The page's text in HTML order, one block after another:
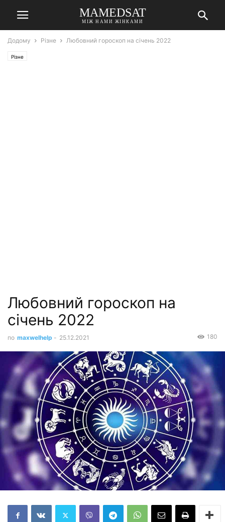
MAMEDSAT
МІЖ НАМИ ЖІНКАМИ
Додому Різне Любовний гороскоп на січень 2022
Різне
Любовний гороскоп на
січень 2022
по maxwelhelp - 25.12.2021 180